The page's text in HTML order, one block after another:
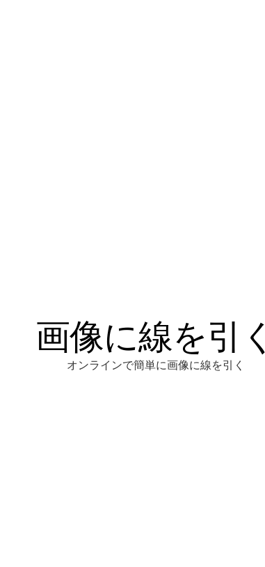
画像に線を引く
オンラインで簡単に画像に線を引く